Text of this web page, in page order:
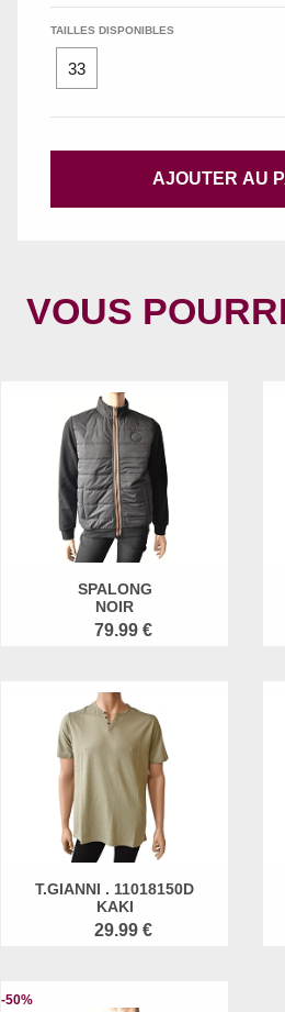
TAILLES DISPONIBLES
33
AJOUTER AU
VOUS
SPALONG
NOIR
79.99 €
T.GIANNI . 11018150D
KAKI
29.99 €
-50%